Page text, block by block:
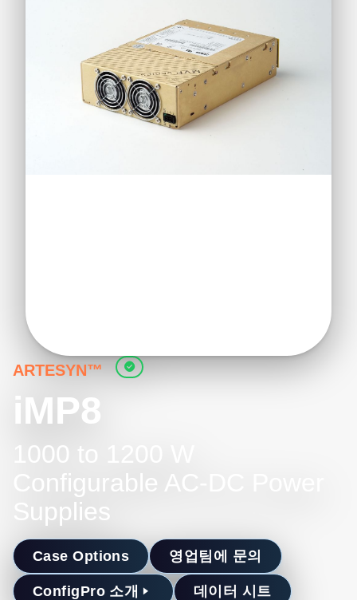
ARTESYN™
iMP8
1000 to 1200 W
Configurable AC-DC Power
Supplies
Case Options 영업팀에 문의
ConfigPro 소개 데이터 시트